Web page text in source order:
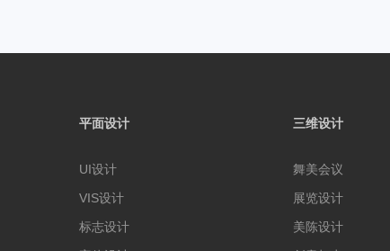
平面设计
UI设计
VIS设计
标志设计
三维设计
舞美会议
展览设计
美陈设计